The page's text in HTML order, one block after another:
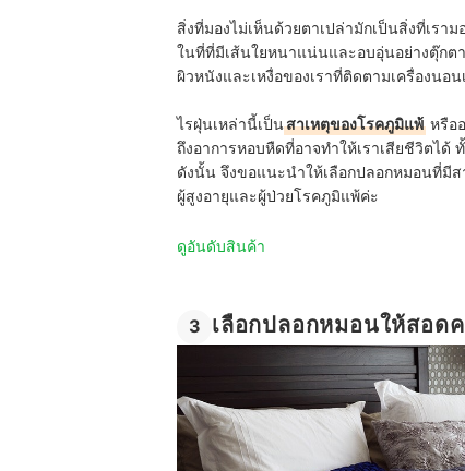
สิ่งที่มองไม่เห็นด้วยตาเปล่ามักเป็นสิ่งที่เรา
ในที่ที่มีเส้นใยหนาแน่นและอบอุ่นอย่างตุ๊กต
ผิวหนังและเหงื่อของเราที่ติดตามเครื่องนอ
ไรฝุ่นเหล่านี้เป็นสาเหตุของโรคภูมิแพ้ หรือ
ถึงอาการหอบหืดที่อาจทำให้เราเสียชีวิตได้
ดังนั้น จึงขอแนะนำให้เลือกปลอกหมอนที่มีส
ผู้สูงอายุและผู้ป่วยโรคภูมิแพ้ค่ะ
ดูอันดับสินค้า
3 เลือกปลอกหมอนให้สอด